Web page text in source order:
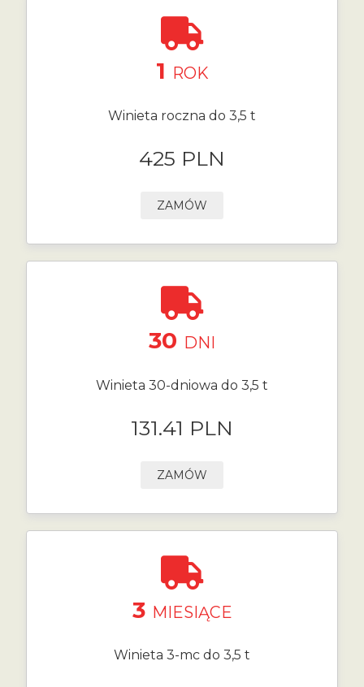
1 ROK
Winieta roczna do 3,5 t
425 PLN
ZAMÓW
30 DNI
Winieta 30-dniowa do 3,5 t
131.41 PLN
ZAMÓW
3 MIESIĄCE
Winieta 3-mc do 3,5 t